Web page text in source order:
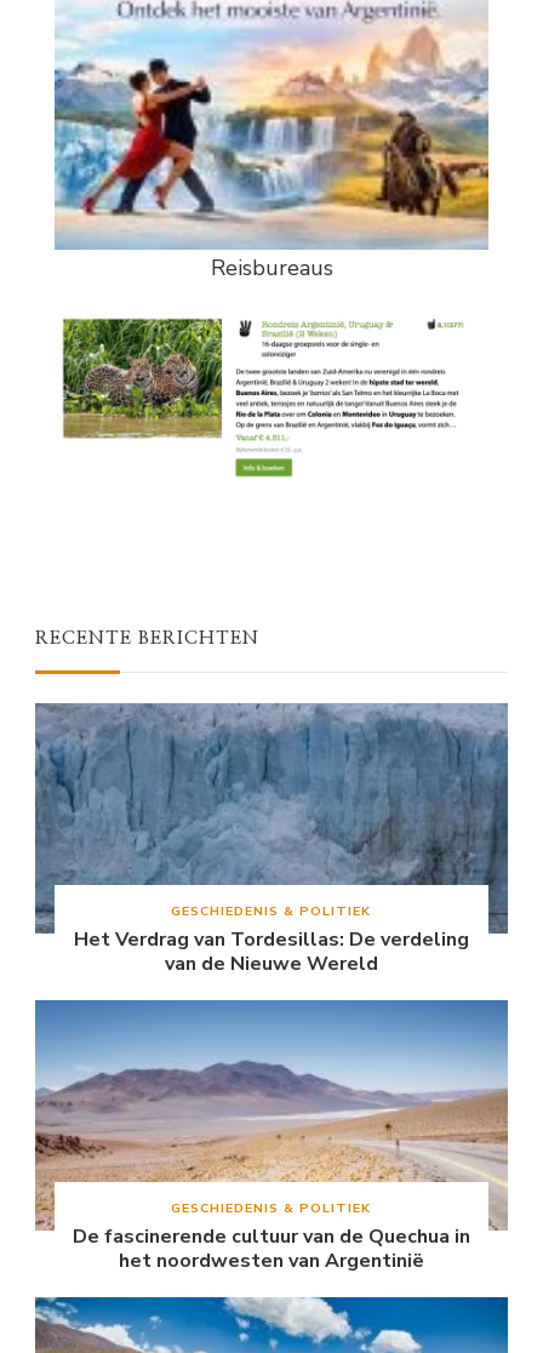
Reisbureaus
RECENTE BERICHTEN
GESCHIEDENIS & POLITIEK
Het Verdrag van Tordesillas: De verdeling
van de Nieuwe Wereld
GESCHIEDENIS & POLITIEK
De fascinerende cultuur van de Quechua in
het noordwesten van Argentinië